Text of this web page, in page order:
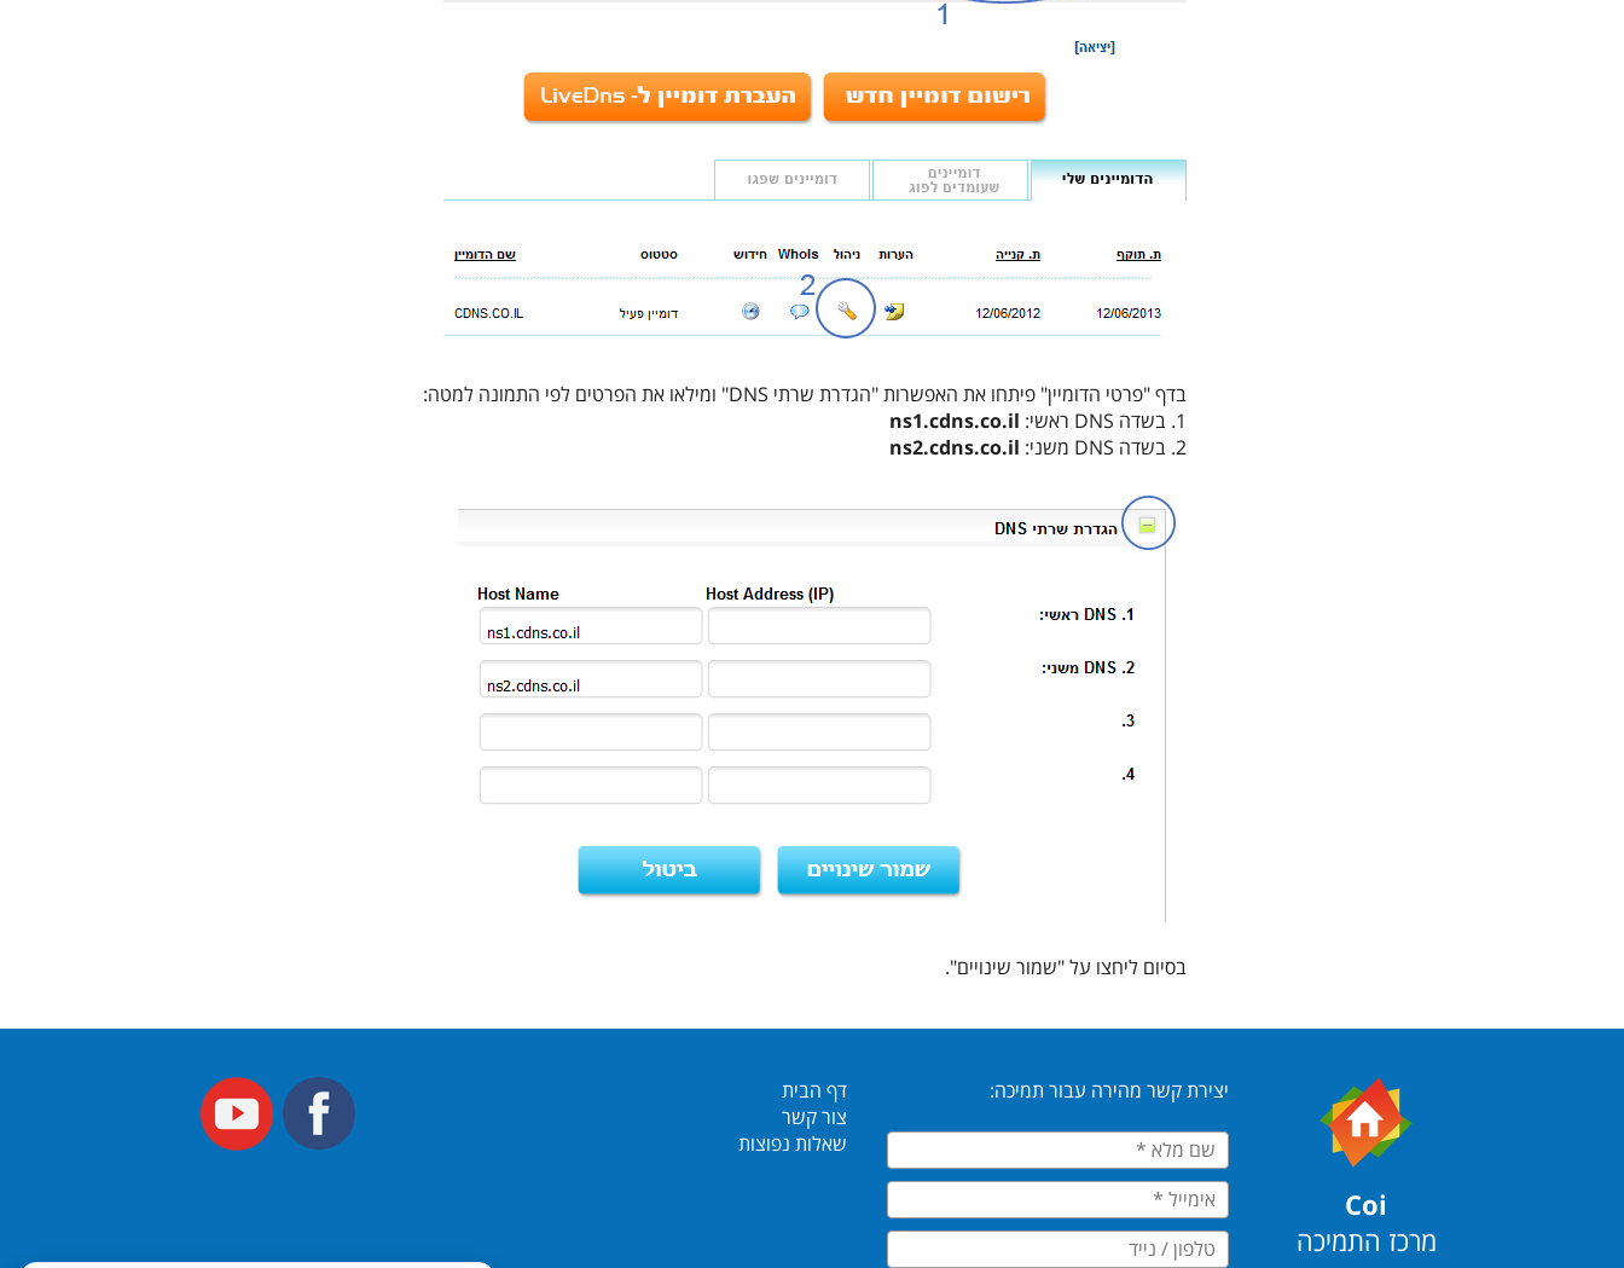
בדף "פרטי הדומיין" פיתחו את האפשרות "הגדרת שרתי DNS" ומילאו את הפרטים לפי התמונה למטה:
1. בשדה DNS ראשי:
ns1.cdns.co.il
2. בשדה DNS משני:
ns2.cdns.co.il
בסיום ליחצו על "שמור שינויים".
Coi
מרכז התמיכה
יצירת קשר מהירה עבור תמיכה:
דף הבית
צור קשר
שאלות נפוצות